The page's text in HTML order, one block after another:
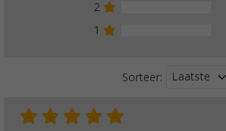
2
1
Sorteer: Laatste